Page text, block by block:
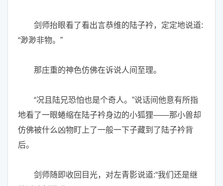
剑师抬眼看了看出言恭维的陆子衿，定定地说道:
“渺渺非物。”
那庄重的神色仿佛在诉说人间至理。
“况且陆兄恐怕也是个奇人。”说话间他意有所指
地看了一眼蜷缩在陆子衿身边的小狐狸——那小兽却
仿佛被什么凶物盯上了一般一下子藏到了陆子衿背
后。
剑师随即收回目光，对左青影说道:“我们还是继